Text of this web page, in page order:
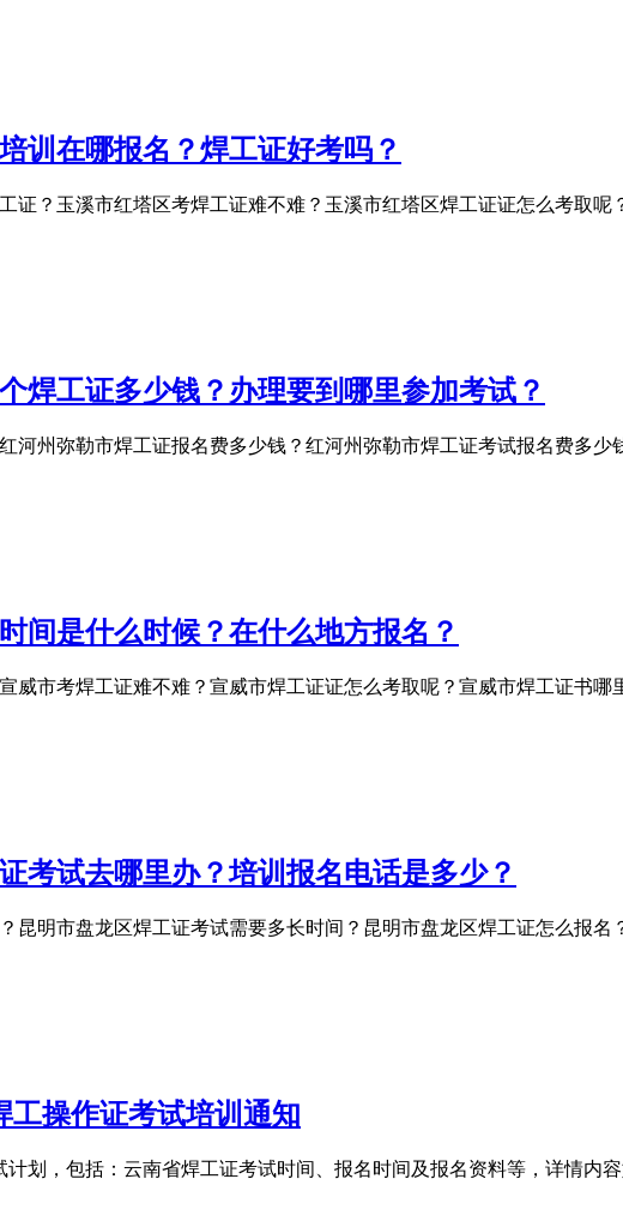
训在哪报名？焊工证好考吗？
证？玉溪市红塔区考焊工证难不难？玉溪市红塔区焊工证证怎么考取呢
焊工证多少钱？办理要到哪里参加考试？
河州弥勒市焊工证报名费多少钱？红河州弥勒市焊工证考试报名费多少
间是什么时候？在什么地方报名？
威市考焊工证难不难？宣威市焊工证证怎么考取呢？宣威市焊工证书哪
考试去哪里办？培训报名电话是多少？
昆明市盘龙区焊工证考试需要多长时间？昆明市盘龙区焊工证怎么报名
工操作证考试培训通知
计划，包括：云南省焊工证考试时间、报名时间及报名资料等，详情内容